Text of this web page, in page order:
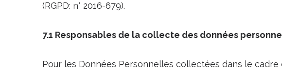
(RGPD: n° 2016-679).
7.1 Responsables de la collecte des données
Pour les Données Personnelles collectées dans le